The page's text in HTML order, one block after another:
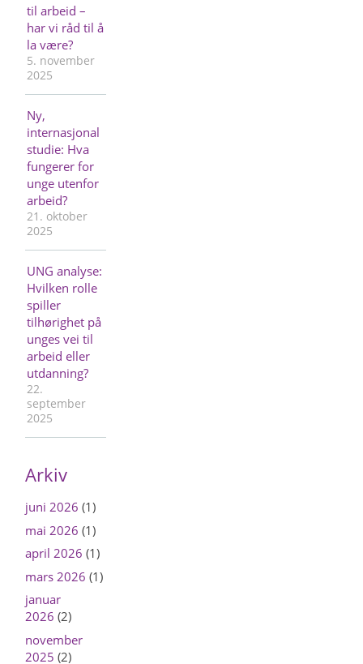
til arbeid –
har vi råd til å
la være?
5. november
2025
Ny,
internasjonal
studie: Hva
fungerer for
unge utenfor
arbeid?
21. oktober
2025
UNG analyse:
Hvilken rolle
spiller
tilhørighet på
unges vei til
arbeid eller
utdanning?
22.
september
2025
Arkiv
juni 2026 (1)
mai 2026 (1)
april 2026 (1)
mars 2026 (1)
januar
2026 (2)
november
2025 (2)